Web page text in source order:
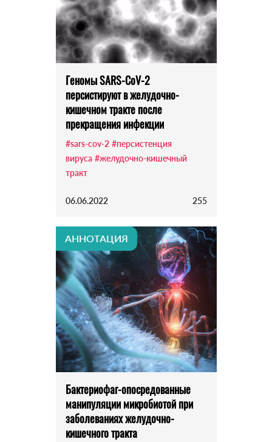
Геномы SARS-CoV-2
персистируют в желудочно-
кишечном тракте после
прекращения инфекции
#sars-cov-2 #персистенция
вируса #желудочно-кишечный
тракт
06.06.2022 255
АННОТАЦИЯ
Бактериофаг-опосредованные
манипуляции микробиотой при
заболеваниях желудочно-
кишечного тракта